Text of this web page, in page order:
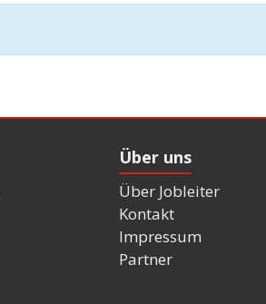
Über uns
Über Jobleiter
Kontakt
Impressum
Partner